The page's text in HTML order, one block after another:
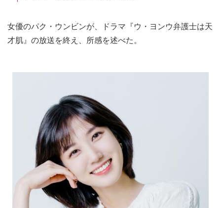
女優のパク・ウンビンが、ドラマ『ウ・ヨンウ弁護士は天
才肌』の放送を終え、所感を述べた。